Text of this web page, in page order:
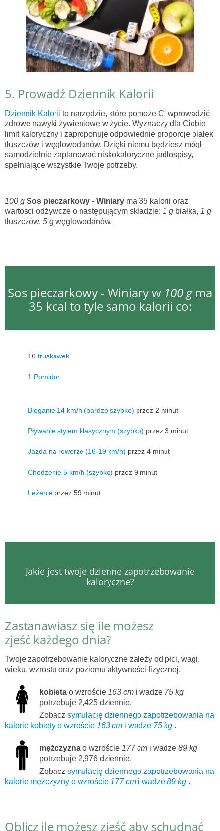
5. Prowadź Dziennik Kalorii
Dziennik Kalorii to narzędzie, które pomoże Ci wprowadzić
zdrowe nawyki żywieniowe w życie. Wyznaczy dla Ciebie
limit kaloryczny i zaproponuje odpowiednie proporcje białek
tłuszczów i węglowodanów. Dzięki niemu będziesz mógł
samodzielnie zaplanować niskokaloryczne jadłospisy,
spełniające wszystkie Twoje potrzeby.
100 g Sos pieczarkowy - Winiary ma 35 kalorii oraz
wartości odżywcze o następującym składzie: 1 g białka, 1 g
tłuszczów, 5 g węglowodanów.
Sos pieczarkowy - Winiary w 100 gma
35 kcal to tyle samo kalorii co:
16 truskawek
1 Pomidor
Bieganie 14 km/h (bardzo szybko) przez 2 minut
Pływanie stylem klasycznym (szybko) przez 3 minut
Jazda na rowerze (16-19 km/h) przez 4 minut
Chodzenie 5 km/h (szybko) przez 9 minut
Leżenie przez 59 minut
Jakie jest twoje dzienne zapotrzebowanie
kaloryczne?
Zastanawiasz się ile możesz
zjeść każdego dnia?
Twoje zapotrzebowanie kaloryczne zależy od płci, wagi,
wieku, wzrostu oraz poziomu aktywności fizycznej.
kobieta o wzroście 163 cm i wadze 75 kg
potrzebuje 2,425 dziennie.
Zobacz symulację dziennego zapotrzebowania na
kalorie kobiety o wzroście 163 cm i wadze 75 kg .
mężczyzna o wzroście 177 cm i wadze 89 kg
potrzebuje 2,976 dziennie.
Zobacz symulację dziennego zapotrzebowania na
kalorie mężczyzny o wzroście 177 cm i wadze 89 kg .
Oblicz ile możesz zjeść aby schudnąć